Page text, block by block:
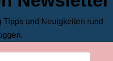
Tipps und Neuigkeiten rund